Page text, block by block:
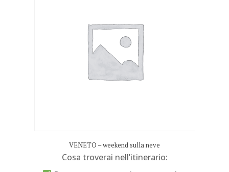
VENETO – weekend sulla neve
Cosa troverai nell’itinerario: